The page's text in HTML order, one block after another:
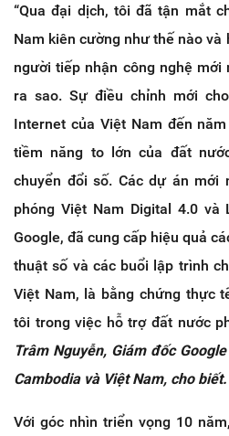
“Qua đại dịch, tôi đã tận mắt
Nam kiên cường như thế nào
người tiếp nhận công nghệ mới
ra sao. Sự điều chỉnh mới
Internet của Việt Nam đến
tiềm năng to lớn của đất
chuyển đổi số. Các dự án mới
phóng Việt Nam Digital 4.0 và
Google, đã cung cấp hiệu quả
thuật số và các buổi lập trình
Việt Nam, là bằng chứng thực
tôi trong việc hỗ trợ đất nước
Trâm Nguyễn, Giám đốc
Cambodia và Việt Nam, cho biết.
Với góc nhìn triển vọng 10 năm,